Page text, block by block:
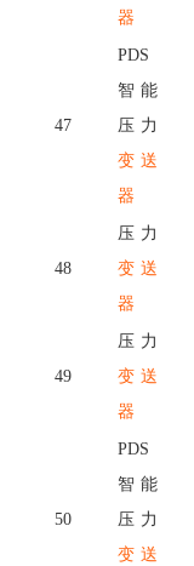
器
47
PDS
智能
压力
变送
器
48
压力
变送
器
49
压力
变送
器
50
PDS
智能
压力
变送